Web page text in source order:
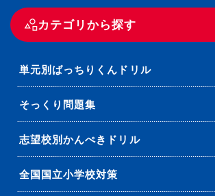
カテゴリから探す
単元別ばっちりくんドリル
そっくり問題集
志望校別かんぺきドリル
全国国立小学校対策